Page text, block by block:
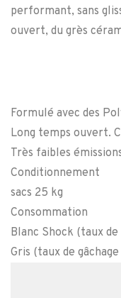
performant, sans
ouvert, du grès
Formulé avec des
Long temps ouvert.
Très faibles
Conditionnement
sacs 25 kg
Consommation
Blanc Shock (taux
Gris (taux de